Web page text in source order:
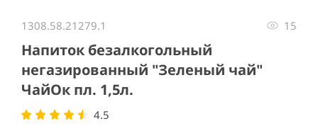
1308.58.21279.1 15
Напиток безалкогольный
негазированный "Зеленый чай"
ЧайОк пл. 1,5л.
4.5